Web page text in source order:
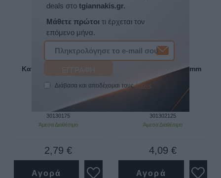
Κατσαβίδι Ph 1*75mm
SKU
30130175
Άμεσα Διαθέσιμο
2,79 €
Αγορά
Κατσαβίδι Ph 2*125mm
Champion
301302125
Άμεσα Διαθέσιμο
4,09 €
Αγορά
deals στο tgiannakis.gr.
Μάθετε πρώτοι τι έρχεται τον
επόμενο μήνα.
Διάβασα και αποδέχομαι τουςόρους